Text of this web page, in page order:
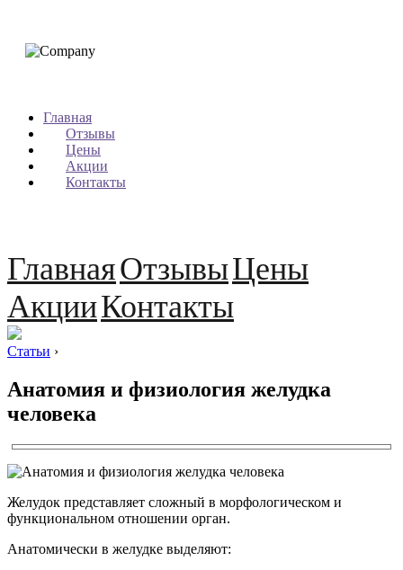
Главная
Отзывы
Цены
Акции
Контакты
ГлавнаяОтзывыЦены
АкцииКонтакты
Статьи ›
Анатомия и физиология желудка
человека
Желудок представляет сложный в морфологическом и
функциональном отношении орган.
Анатомически в желудке выделяют: